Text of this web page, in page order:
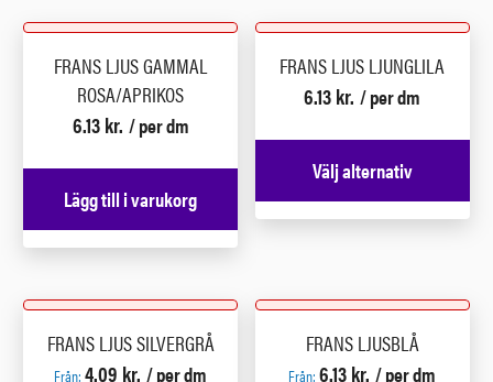
FRANS LJUS GAMMAL
ROSA/APRIKOS
6.13kr. / per dm
Lägg till i varukorg
FRANS LJUS LJUNGLILA
6.13kr. / per dm
Välj alternativ
FRANS LJUS SILVERGRÅ
Från:4.09 kr. / per dm
FRANS LJUSBLÅ
Från:6.13kr. / per dm